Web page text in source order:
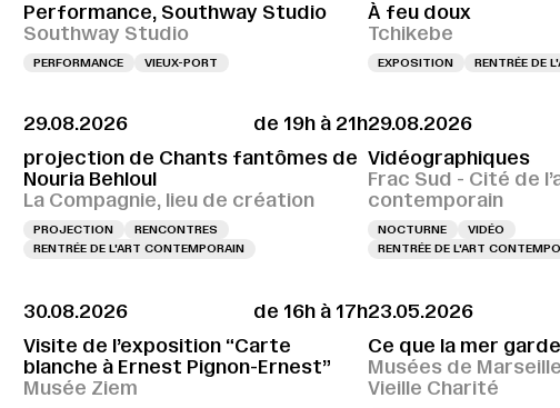
Performance, Southway Studio
Southway Studio
PERFORMANCE VIEUX-PORT
À feu doux
Tchikebe
EXPOSITION RENTRÉE DE
29.08.2026
de 19h à 21h
projection de Chants fantômes de
Nouria Behloul
La Compagnie, lieu de création
PROJECTION
RENCONTRES
RENTRÉE DE L'ART CONTEMPORAIN
29.08.2026
Vidéographiques
Frac Sud - Cité de
contemporain
NOCTURNE
VIDÉO
RENTRÉE DE L'ART
30.08.2026
de 16h à 17h
Visite de l’exposition “Carte
blanche à Ernest Pignon-Ernest”
Musée Ziem
23.05.2026
Ce que la mer garde
Musées de
Vieille Charité